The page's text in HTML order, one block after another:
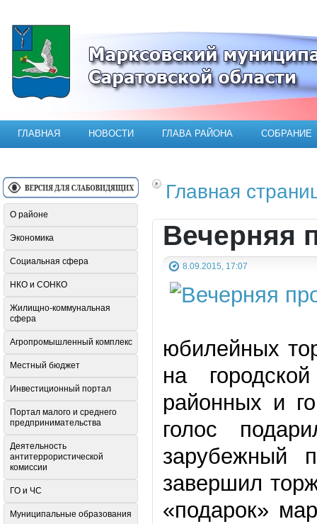
Официальный сайт Марксовского
ГЛАВНАЯ НОВОСТИ ГЛАВА РАЙОНА СОБРАНИЕ
Главная
Вечерняя
8.09.2015, 17:07
юбилейных
на
районных и
голос
зарубежный
завершил
«подарок»
О районе
Экономика
Социальная сфера
НКО и СОНКО
Жилищно-коммунальная
сфера
Агропромышленный комплекс
Местный бюджет
Инвестиционный портал
Портал малого и среднего
предпринимательства
Деятельность
антитеррористической
комиссии
ГО и ЧС
Муниципальные образования